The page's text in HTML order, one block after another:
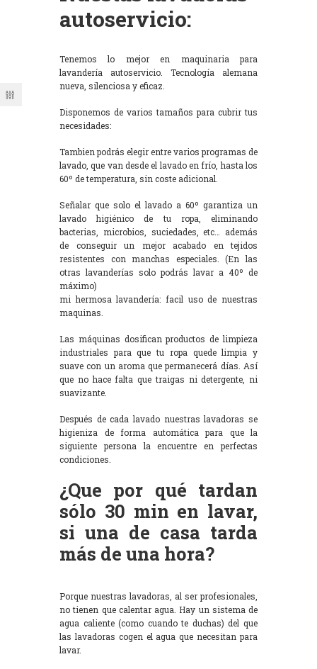
autoservicio:
Tenemos lo mejor en maquinaria para
lavandería autoservicio. Tecnología alemana
nueva, silenciosa y eficaz.
Disponemos de varios tamaños para cubrir tus
necesidades:
Tambien podrás elegir entre varios programas de
lavado, que van desde el lavado en frío, hasta los
60º de temperatura, sin coste adicional.
Señalar que solo el lavado a 60º garantiza un
lavado higiénico de tu ropa, eliminando
bacterias, microbios, suciedades, etc… además
de conseguir un mejor acabado en tejidos
resistentes con manchas especiales. (En las
otras lavanderías solo podrás lavar a 40º de
máximo)
mi hermosa lavandería: facil uso de nuestras
maquinas.
Las máquinas dosifican productos de limpieza
industriales para que tu ropa quede limpia y
suave con un aroma que permanecerá días. Así
que no hace falta que traigas ni detergente, ni
suavizante.
Después de cada lavado nuestras lavadoras se
higieniza de forma automática para que la
siguiente persona la encuentre en perfectas
condiciones.
¿Que por qué tardan
sólo 30 min en lavar,
si una de casa tarda
más de una hora?
Porque nuestras lavadoras, al ser profesionales,
no tienen que calentar agua. Hay un sistema de
agua caliente (como cuando te duchas) del que
las lavadoras cogen el agua que necesitan para
lavar.